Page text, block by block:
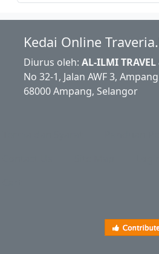
Kedai Online
Diurus oleh: AL-ILMI
No 32-1, Jalan AWF 3,
68000 Ampang, Selangor